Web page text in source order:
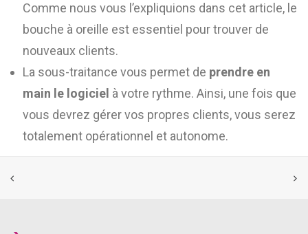
Comme nous vous l’expliquions dans cet article, le
bouche à oreille est essentiel pour trouver de
nouveaux clients.
La sous-traitance vous permet de prendre en
main le logiciel à votre rythme. Ainsi, une fois que
vous devrez gérer vos propres clients, vous serez
totalement opérationnel et autonome.